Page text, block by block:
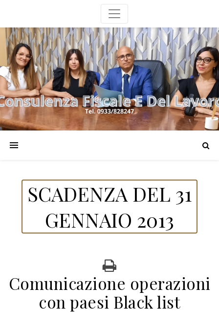
SCADENZA DEL 31
GENNAIO 2013
Comunicazione operazioni
con paesi Black list